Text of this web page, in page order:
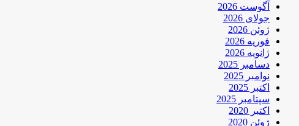
آگوست 2026
جولای 2026
ژوئن 2026
فوریه 2026
ژانویه 2026
دسامبر 2025
نوامبر 2025
اکتبر 2025
سپتامبر 2025
اکتبر 2020
ژوئن 2020